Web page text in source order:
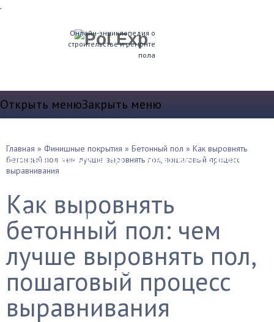
.
Онлайн-энциклопедия о
строительстве и ремонте
пола
Открыть менюЗакрыть меню
Водяные теплые полы
Электрические полы
Выравнивание и стяжка
Звукоизоляция и т.д.
Плинтуса
Утепление полов
Главная » Финишные покрытия » Бетонный пол » Как выровнять
бетонный пол: чем лучше выровнять пол, пошаговый процесс
выравнивания
Как выровнять
бетонный пол: чем
лучше выровнять пол,
пошаговый процесс
выравнивания